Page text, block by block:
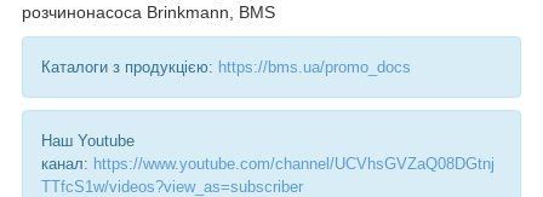
розчинонасоса Brinkmann, BMS
Каталоги з продукцією: https://bms.ua/promo_docs
Наш Youtube
канал: https://www.youtube.com/channel/UCVhsGVZaQ08DGtnj
TTfcS1w/videos?view_as=subscriber